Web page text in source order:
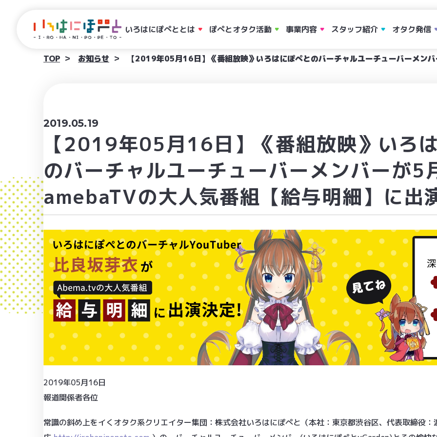
いろはにぽぺととは ぽぺとオタク活動 事業内容 スタッフ紹介 オタク発信
TOP お知らせ 【2019年05月16日】《番組放映》いろはにぽぺとのバーチャルユーチューバーメ
2019.05.19
【2019年05月16日】《番組放映》いろ
のバーチャルユーチューバーメンバーが5
amebaTVの大人気番組【給与明細】に出
2019年05月16日
報道関係者各位
常識の斜め上をイくオタク系クリエイター集団：株式会社いろはにぽぺと（本社：東京都渋谷区、代表取締役：